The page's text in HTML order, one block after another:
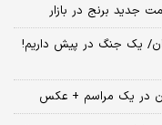
یک جنگ در پیش داریم!
در یک مراسم + عکس